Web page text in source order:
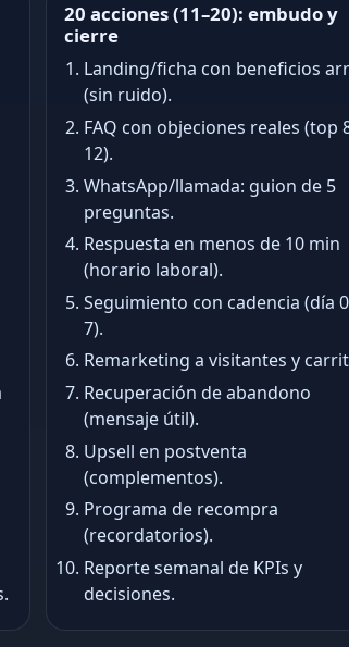
20 acciones (11–20): embudo y
cierre
Landing/ficha con beneficios
(sin ruido).
FAQ con objeciones reales (top
12).
WhatsApp/llamada: guion de 5
preguntas.
Respuesta en menos de 10 min
(horario laboral).
Seguimiento con cadencia (día
7).
Remarketing a visitantes y
Recuperación de abandono
(mensaje útil).
Upsell en postventa
(complementos).
Programa de recompra
(recordatorios).
Reporte semanal de KPIs y
decisiones.